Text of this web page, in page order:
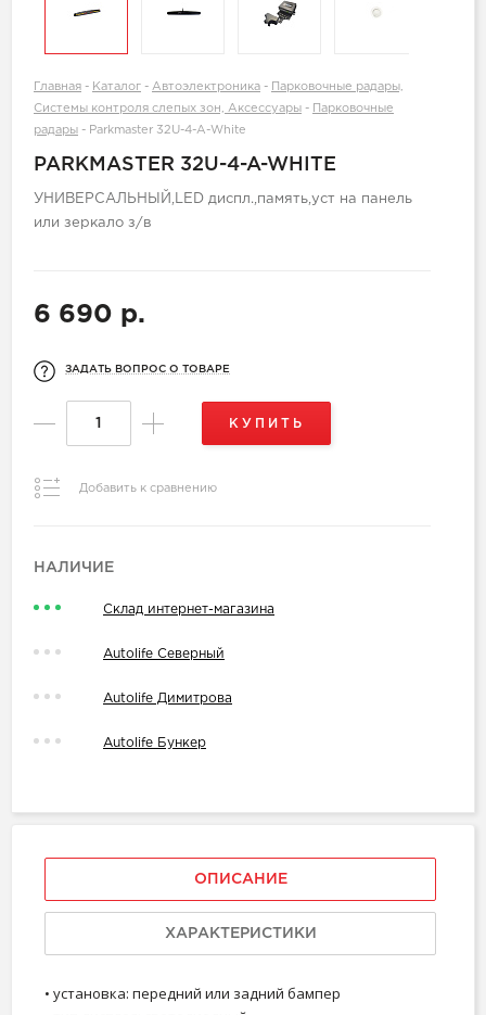
Главная - Каталог - Автоэлектроника -
Парковочные радары,
Системы контроля слепых зон, Аксессуары -
Парковочные
радары - Parkmaster 32U-4-A-White
PARKMASTER 32U-4-A-WHITE
УНИВЕРСАЛЬНЫЙ,LED диспл.,память,уст на панель
или зеркало з/в
6 690 р.
ЗАДАТЬ ВОПРОС О ТОВАРЕ
КУПИТЬ
Добавить к сравнению
НАЛИЧИЕ
Склад интернет-магазина
Autolife Северный
Autolife Димитрова
Autolife Бункер
ОПИСАНИЕ
ХАРАКТЕРИСТИКИ
• установка: передний или задний бампер